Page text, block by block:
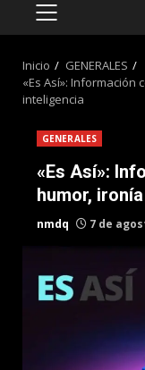
MENÚ
Inicio
GENERALES
«Es Así»: Información
inteligencia
GENERALES
«Es Así»:
humor,
nmdq 7 de